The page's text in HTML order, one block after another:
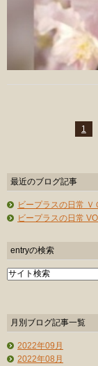
1
最近のブログ記事
ビープラスの日常 Ｖ
ビープラスの日常
entryの検索
月別ブログ記事一覧
2022年09月
2022年08月